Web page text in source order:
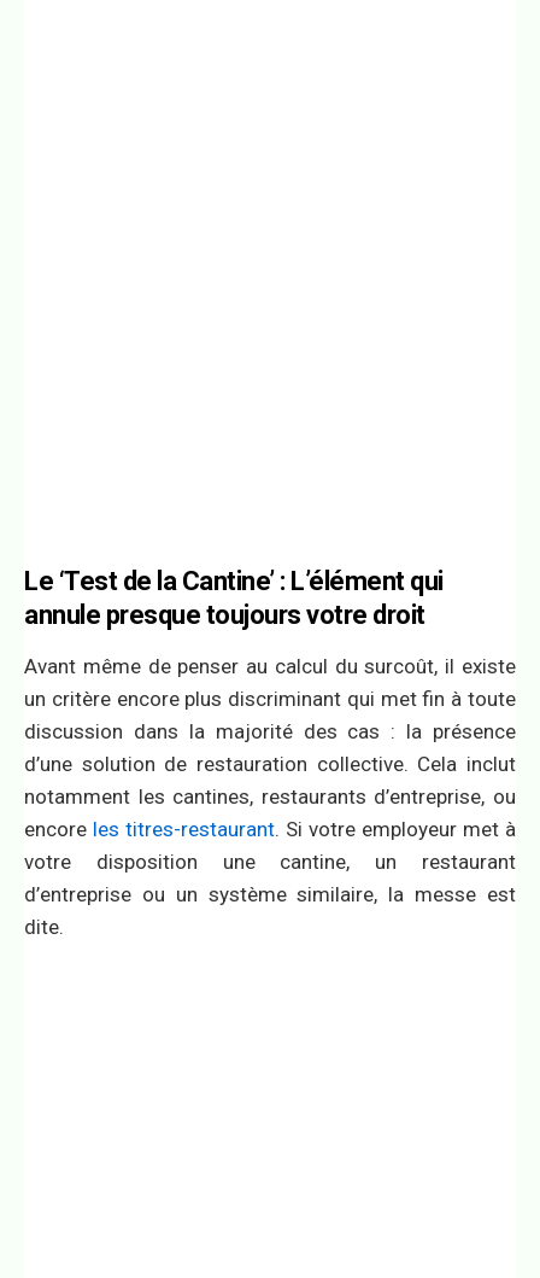
Le ‘Test de la Cantine’ : L’élément qui
annule presque toujours votre droit
Avant même de penser au calcul du surcoût, il existe
un critère encore plus discriminant qui met fin à toute
discussion dans la majorité des cas : la présence
d’une solution de restauration collective. Cela inclut
notamment les cantines, restaurants d’entreprise, ou
encore les titres-restaurant. Si votre employeur met à
votre disposition une cantine, un restaurant
d’entreprise ou un système similaire, la messe est
dite.